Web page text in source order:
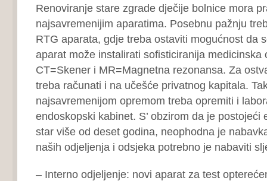
Renoviranje stare zgrade dječije bolnice mora
najsavremenijim aparatima. Posebnu pažnju
RTG aparata, gdje treba ostaviti mogućnost da
aparat može instalirati sofisticiranija medicinska
CT=Skener i MR=Magnetna rezonansa. Za
treba računati i na učešće privatnog kapitala.
najsavremenijom opremom treba opremiti i
endoskopski kabinet. S’ obzirom da je postojeći
star više od deset godina, neophodna je
naših odjeljenja i odsjeka potrebno je nabaviti
– Interno odjeljenje: novi aparat za test